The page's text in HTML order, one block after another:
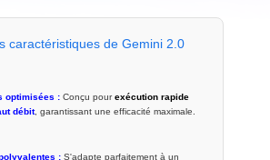
caractéristiques de Gemini 2.0
optimisées : Conçu pourexécution rapide
débit, garantissant une efficacité maximale.
: S'adapte parfaitement à un